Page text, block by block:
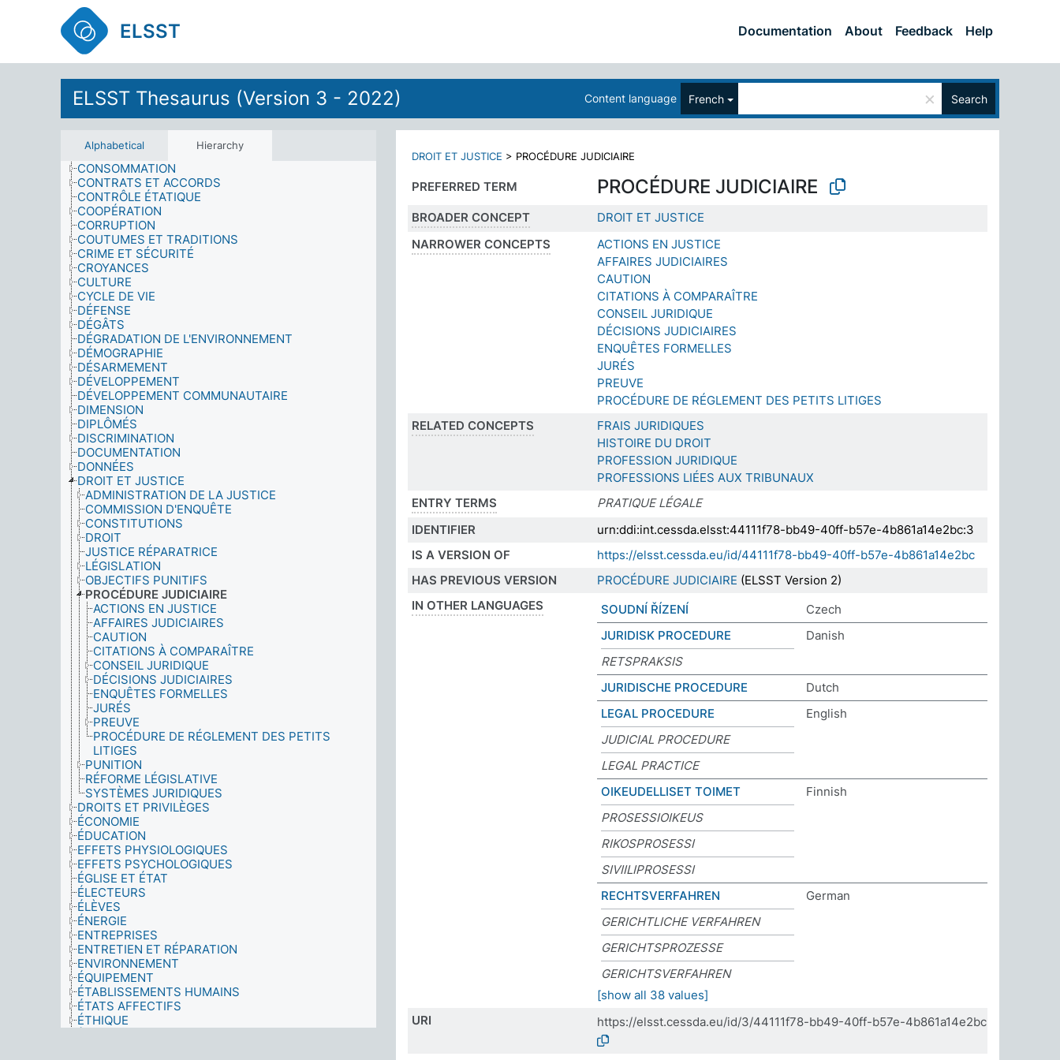
ELSST Documentation About Feedback Help
ELSST Thesaurus (Version 3 - 2022) Content language French × Search
Alphabetical Hierarchy
CHANTEURS
CIRCULATION
CLIMAT
COMMERCES DE DÉTAIL
CONCOURS
CONDITIONS CULTURELLES
CONDUITE DES OPÉRATIONS (GUERRE)
CONNAISSANCE (CONSCIENCE)
CONSEIL (AVIS)
CONSOMMATION
CONTRATS ET ACCORDS
CONTRÔLE ÉTATIQUE
COOPÉRATION
CORRUPTION
COUTUMES ET TRADITIONS
CRIME ET SÉCURITÉ
CROYANCES
CULTURE
CYCLE DE VIE
DÉFENSE
DÉGÂTS
DÉGRADATION DE L'ENVIRONNEMENT
DÉMOGRAPHIE
DÉSARMEMENT
DÉVELOPPEMENT
DÉVELOPPEMENT COMMUNAUTAIRE
DIMENSION
DIPLÔMÉS
DISCRIMINATION
DOCUMENTATION
DONNÉES
DROIT ET JUSTICE
ADMINISTRATION DE LA JUSTICE
COMMISSION D'ENQUÊTE
CONSTITUTIONS
DROIT
JUSTICE RÉPARATRICE
LÉGISLATION
OBJECTIFS PUNITIFS
PROCÉDURE JUDICIAIRE
ACTIONS EN JUSTICE
AFFAIRES JUDICIAIRES
CAUTION
CITATIONS À COMPARAÎTRE
CONSEIL JURIDIQUE
DÉCISIONS JUDICIAIRES
ENQUÊTES FORMELLES
JURÉS
PREUVE
PROCÉDURE DE RÉGLEMENT DES PETITS
LITIGES
PUNITION
RÉFORME LÉGISLATIVE
SYSTÈMES JURIDIQUES
DROITS ET PRIVILÈGES
ÉCONOMIE
ÉDUCATION
EFFETS PHYSIOLOGIQUES
EFFETS PSYCHOLOGIQUES
ÉGLISE ET ÉTAT
ÉLECTEURS
ÉLÈVES
ÉNERGIE
ENTREPRISES
ENTRETIEN ET RÉPARATION
ENVIRONNEMENT
ÉQUIPEMENT
ÉTABLISSEMENTS HUMAINS
ÉTATS AFFECTIFS
ÉTHIQUE
DROIT ET JUSTICE > PROCÉDURE JUDICIAIRE
PREFERRED TERM PROCÉDURE JUDICIAIRE
BROADER CONCEPT
DROIT ET JUSTICE
NARROWER CONCEPTS
ACTIONS EN JUSTICE
AFFAIRES JUDICIAIRES
CAUTION
CITATIONS À COMPARAÎTRE
CONSEIL JURIDIQUE
DÉCISIONS JUDICIAIRES
ENQUÊTES FORMELLES
JURÉS
PREUVE
PROCÉDURE DE RÉGLEMENT DES PETITS LITIGES
RELATED CONCEPTS
FRAIS JURIDIQUES
HISTOIRE DU DROIT
PROFESSION JURIDIQUE
PROFESSIONS LIÉES AUX TRIBUNAUX
ENTRY TERMS
PRATIQUE LÉGALE
IDENTIFIER
urn:ddi:int.cessda.elsst:44111f78-bb49-40ff-b57e-4b861a14e2bc:3
IS A VERSION OF
https://elsst.cessda.eu/id/44111f78-bb49-40ff-b57e-4b861a14e2bc
HAS PREVIOUS VERSION
PROCÉDURE JUDICIAIRE (ELSST Version 2)
IN OTHER LANGUAGES
SOUDNÍ ŘÍZENÍ
Czech
JURIDISK PROCEDURE
Danish
RETSPRAKSIS
JURIDISCHE PROCEDURE
Dutch
LEGAL PROCEDURE
English
JUDICIAL PROCEDURE
LEGAL PRACTICE
OIKEUDELLISET TOIMET
Finnish
PROSESSIOIKEUS
RIKOSPROSESSI
SIVIILIPROSESSI
RECHTSVERFAHREN
German
GERICHTLICHE VERFAHREN
GERICHTSPROZESSE
GERICHTSVERFAHREN
[show all 38 values]
URI
https://elsst.cessda.eu/id/3/44111f78-bb49-40ff-b57e-4b861a14e2bc